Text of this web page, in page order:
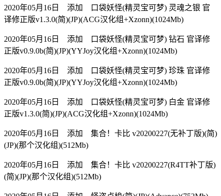
2020年05月16日 添加 口袋妖怪(精灵宝可梦) 灵魂之银 官
译修正版v1.3.0(简)(JP)(ACG汉化组+Xzonn)(1024Mb)
2020年05月16日 添加 口袋妖怪(精灵宝可梦) 钻石 官译修
正版v0.9.0b(简)(JP)(YYJoy汉化组+Xzonn)(1024Mb)
2020年05月16日 添加 口袋妖怪(精灵宝可梦) 珍珠 官译修
正版v0.9.0b(简)(JP)(YYJoy汉化组+Xzonn)(1024Mb)
2020年05月16日 添加 口袋妖怪(精灵宝可梦) 白金 官译修
正版v1.3.0(简)(JP)(ACG汉化组+Xzonn)(1024Mb)
2020年05月16日 添加 集合！卡比 v20200227(无补丁版)(简)
(JP)(那个汉化组)(512Mb)
2020年05月16日 添加 集合！卡比 v20200227(R4TT补丁版)
(简)(JP)(那个汉化组)(512Mb)